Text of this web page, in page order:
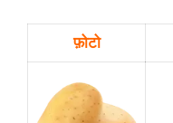
फ़ोटो